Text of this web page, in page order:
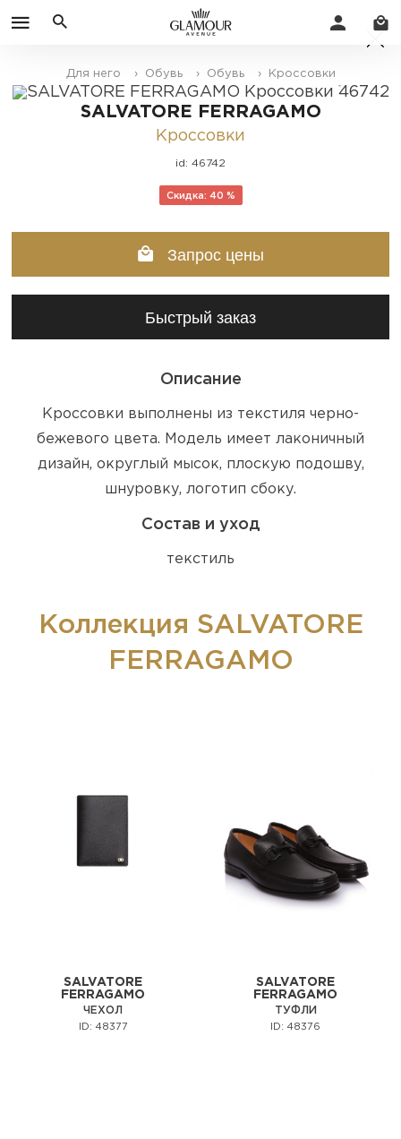
Для него › Обувь › Обувь › Кроссовки
SALVATORE FERRAGAMO
Кроссовки
id: 46742
Скидка: 40 %
Запрос цены
Быстрый заказ
Описание
Кроссовки выполнены из текстиля черно-
бежевого цвета. Модель имеет лаконичный
дизайн, округлый мысок, плоскую подошву,
шнуровку, логотип сбоку.
Состав и уход
текстиль
Коллекция SALVATORE
FERRAGAMO
SALVATORE
FERRAGAMO
ЧЕХОЛ
ID: 48377
SALVATORE
FERRAGAMO
ТУФЛИ
ID: 48376